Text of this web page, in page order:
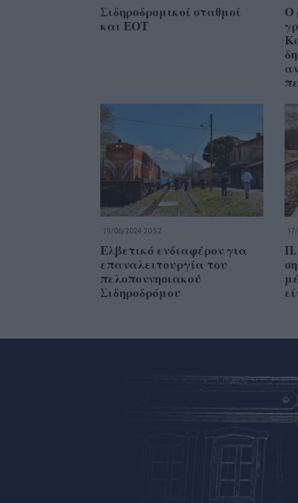
Σιδηροδρομικοί σταθμοί
και ΕΟΤ
Ο
19/06/2024 20:52
Ελβετικό ενδιαφέρον για
επαναλειτουργία του
πελοποννησιακού
Σιδηροδρόμου